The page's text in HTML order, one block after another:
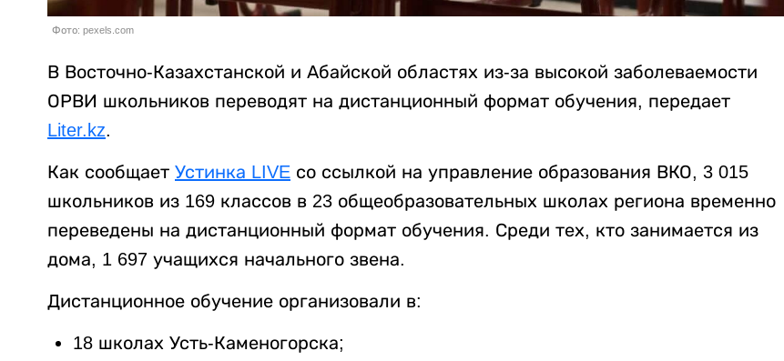
Фото: pexels.com
В Восточно-Казахстанской и Абайской областях из-за высокой заболеваемости
ОРВИ школьников переводят на дистанционный формат обучения, передает
Liter.kz.
Как сообщает Устинка LIVE со ссылкой на управление образования ВКО, 3 015
школьников из 169 классов в 23 общеобразовательных школах региона временно
переведены на дистанционный формат обучения. Среди тех, кто занимается из
дома, 1 697 учащихся начального звена.
Дистанционное обучение организовали в:
18 школах Усть-Каменогорска;